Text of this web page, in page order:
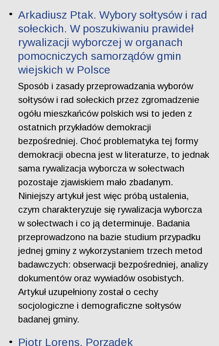
Arkadiusz Ptak. Wybory sołtysów i rad
sołeckich. W poszukiwaniu prawideł
rywalizacji wyborczej w organach
pomocniczych samorządów gmin
wiejskich w Polsce
Sposób i zasady przeprowadzania wyborów
sołtysów i rad sołeckich przez zgromadzenie
ogółu mieszkańców polskich wsi to jeden z
ostatnich przykładów demokracji
bezpośredniej. Choć problematyka tej formy
demokracji obecna jest w literaturze, to jednak
sama rywalizacja wyborcza w sołectwach
pozostaje zjawiskiem mało zbadanym.
Niniejszy artykuł jest więc próbą ustalenia,
czym charakteryzuje się rywalizacja wyborcza
w sołectwach i co ją determinuje. Badania
przeprowadzono na bazie studium przypadku
jednej gminy z wykorzystaniem trzech metod
badawczych: obserwacji bezpośredniej, analizy
dokumentów oraz wywiadów osobistych.
Artykuł uzupełniony został o cechy
socjologiczne i demograficzne sołtysów
badanej gminy.
Piotr Lorens. Porządek